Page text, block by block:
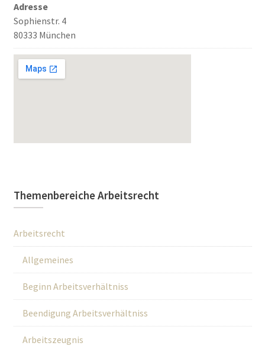
Adresse
Sophienstr. 4
80333 München
Themenbereiche Arbeitsrecht
Arbeitsrecht
Allgemeines
Beginn Arbeitsverhältniss
Beendigung Arbeitsverhältniss
Arbeitszeugnis